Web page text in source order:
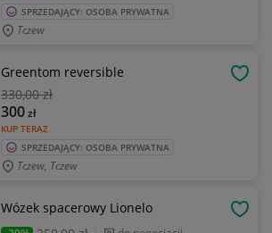
SPRZEDAJĄCY: OSOBA PRYWATNA
Tczew
Greentom reversible
330,00 zł
KUP TERAZ
300zł
SPRZEDAJĄCY: OSOBA PRYWATNA
Tczew, Tczew
Wózek spacerowy Lionelo